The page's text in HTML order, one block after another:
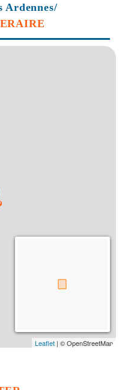
Ardennes/